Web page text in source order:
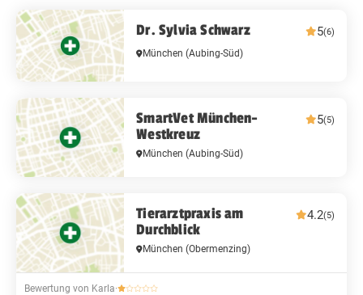
Dr. Sylvia Schwarz 5(6)
München(Aubing-Süd)
SmartVet München-
Westkreuz
5(5)
München(Aubing-Süd)
Tierarztpraxis am
Durchblick
4.2(5)
München(Obermenzing)
Bewertung von Karla·